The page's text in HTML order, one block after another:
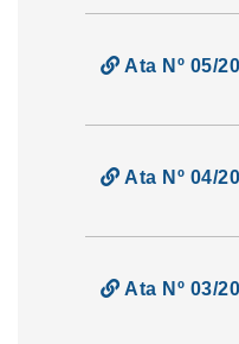
Ata Nº 05/
Ata Nº 04/
Ata Nº 03/